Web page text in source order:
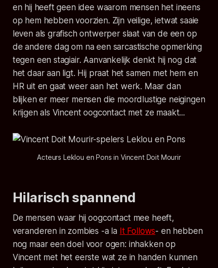
en hij heeft geen idee waarom mensen het ineens
op hem hebben voorzien. Zijn veilige, ietwat saaie
leven als grafisch ontwerper slaat van de een op
de andere dag om na een sarcastische opmerking
tegen een stagiair. Aanvankelijk denkt hij nog dat
het daar aan ligt. Hij praat het samen met hem en
HR uit en gaat weer aan het werk. Maar dan
blijken er meer mensen die moordlustige neigingen
krijgen als Vincent oogcontact met ze maakt...
Acteurs Leklou en Pons in Vincent Doit Mourir
Hilarisch spannend
De mensen waar hij oogcontact mee heeft,
veranderen in zombies -a la It Follows- en hebben
nog maar een doel voor ogen: inhakken op
Vincent met het eerste wat ze in handen kunnen